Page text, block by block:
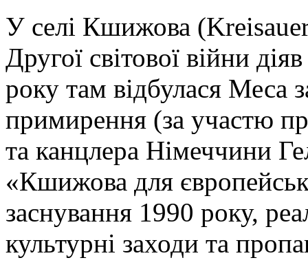
У селі Кшижова
Другої світової війни
року там відбулася Меса
примирення (за участю
та канцлера Німеччини
«Кшижова для
заснування 1990 року,
культурні заходи та